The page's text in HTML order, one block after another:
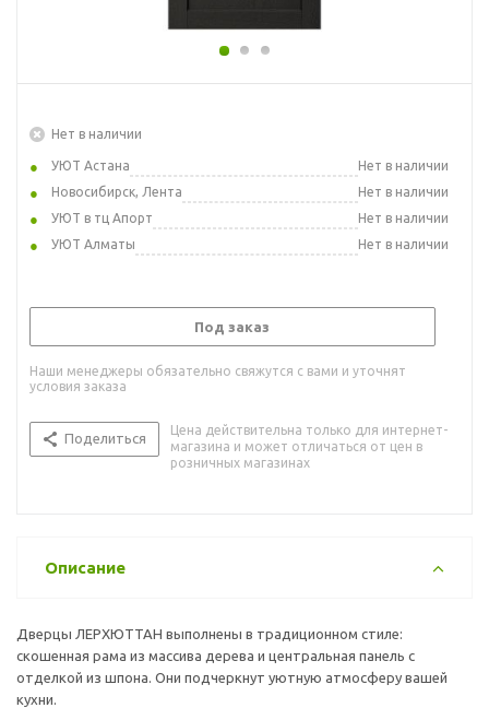
Нет в наличии
УЮТ Астана
Нет в наличии
Новосибирск, Лента
Нет в наличии
УЮТ в тц Апорт
Нет в наличии
УЮТ Алматы
Нет в наличии
Под заказ
Наши менеджеры обязательно свяжутся с вами и уточнят
условия заказа
Поделиться
Цена действительна только для интернет-
магазина и может отличаться от цен в
розничных магазинах
Описание
Дверцы ЛЕРХЮТТАН выполнены в традиционном стиле:
скошенная рама из массива дерева и центральная панель с
отделкой из шпона. Они подчеркнут уютную атмосферу вашей
кухни.